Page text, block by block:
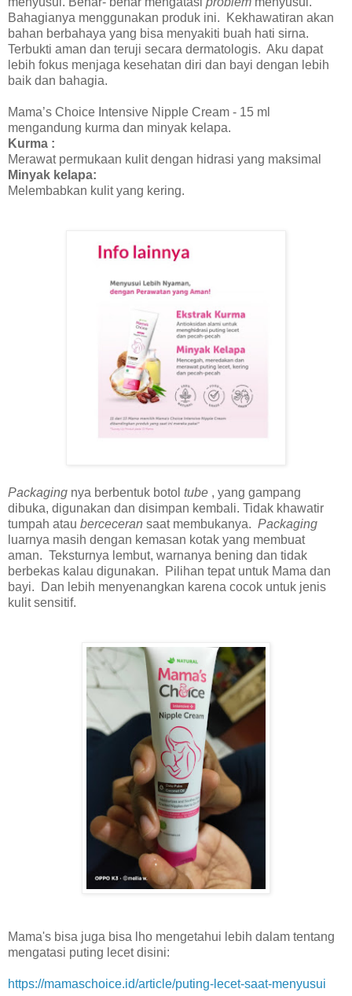
Bahagianya menggunakan produk ini. Kekhawatiran akan
bahan berbahaya yang bisa menyakiti buah hati sirna.
Terbukti aman dan teruji secara dermatologis. Aku dapat
lebih fokus menjaga kesehatan diri dan bayi dengan lebih
baik dan bahagia.
Mama’s Choice Intensive Nipple Cream - 15 ml
mengandung kurma dan minyak kelapa.
Kurma :
Merawat permukaan kulit dengan hidrasi yang maksimal
Minyak kelapa:
Melembabkan kulit yang kering.
Packaging nya berbentuk botol tube , yang gampang
dibuka, digunakan dan disimpan kembali. Tidak khawatir
tumpah atau berceceran saat membukanya. Packaging
luarnya masih dengan kemasan kotak yang membuat
aman. Teksturnya lembut, warnanya bening dan tidak
berbekas kalau digunakan. Pilihan tepat untuk Mama dan
bayi. Dan lebih menyenangkan karena cocok untuk jenis
kulit sensitif.
Mama's bisa juga bisa lho mengetahui lebih dalam tentang
mengatasi puting lecet disini:
https://mamaschoice.id/article/puting-lecet-saat-menyusui